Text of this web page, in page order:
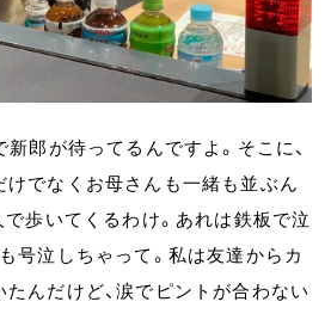
新郎が待ってるんですよ。そこに、
でなくお母さんも一緒も並ぶん
で歩いてくるわけ。あれは鉄板で泣
号泣しちゃって。私は友達からカ
んだけど、涙でピントが合わない